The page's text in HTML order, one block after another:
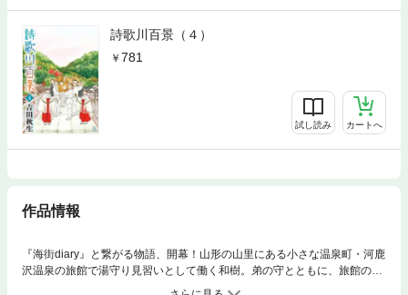
詩歌川百景（４）
781
試し読み カートへ
作品情報
『海街diary』と繋がる物語、開幕！山形の山里にある小さな温泉町・河鹿
沢温泉の旅館で湯守り見習いとして働く和樹。弟の守とともに、旅館の女
将や周囲の大人の思惑に時に守られ時に翻弄されながら暮らしている。大